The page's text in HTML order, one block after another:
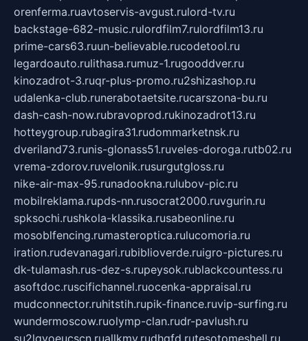
orenferma.ruavtoservis-avgust.rulord-tv.ru
backstage-682-music.rulordfilm7.rulordfilm13.ru
prime-cars63.ruun-believable.rucodetool.ru
legardoauto.rulithasa.rumuz-1.rugooddver.ru
kinozadrot-3.ruqr-plus-promo.ru2shizashop.ru
udalenka-club.runerabotaetsite.rucarszona-bu.ru
dash-cash-now.rubravoprod.rukinozadrot13.ru
hotteygroup.rubagira31.rudommarketnsk.ru
dveriland73.runis-glonass51.ruveles-doroga.rutb02.ru
vrema-zdorov.ruvelonik.rusurgutgloss.ru
nike-air-max-95.runadookna.rulubov-pic.ru
mobilreklama.rupds-nn.rusocrat2000.ruvgurin.ru
spksochi.rushkola-klassika.rusabeonline.ru
mosoblfencing.rumasteroptica.rulucomoria.ru
iration.rudevanagari.rubiblioverde.ruigro-pictures.ru
dk-tulamash.rus-dez-s.rupeysok.rublackcountess.ru
asoftdoc.ruscifichannel.ruocenka-appraisal.ru
mudconnector.ruhitstih.rupik-finance.ruvip-surfing.ru
wundermoscow.ruolymp-clan.rudr-pavlush.ru
su2lgyoeucscn.ruallkmv.rudhgfd.rutesotomeshell.ru